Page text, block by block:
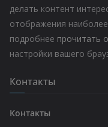
делать контент
отображения
подробнее прочитать
настройки вашего
Контакты
Контакты